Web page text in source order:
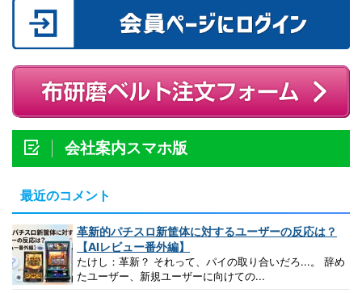
会社案内スマホ版
最近のコメント
革新的パチスロ新筐体に対するユーザーの反応は？
【AIレビュー番外編】
たけし：革新？ それって、パイの取り合いだろ...。 辞め
たユーザー、新規ユーザーに向けての...